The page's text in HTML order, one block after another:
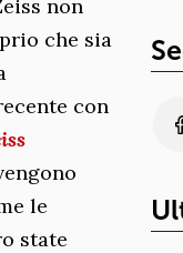
non
che sia
con
le
state